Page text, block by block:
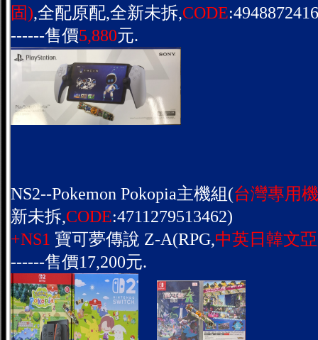
固),全配原配,全新未拆,CODE
------售價5,880元.
NS2--Pokemon Pokopia主機組(台灣專用
新未拆,CODE:4711279513462)
+NS1 寶可夢傳說 Z-A(RPG,中英日韓文
------售價17,200元.